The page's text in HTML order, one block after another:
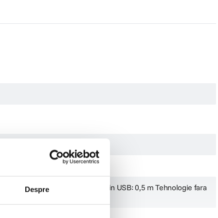
Despre
culori
2,5 ore Cablu de incarcare prin USB: 0,5 m Tehnologie fara
10 m